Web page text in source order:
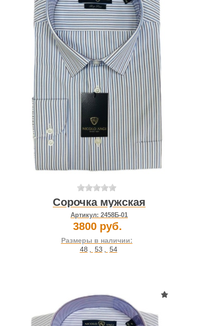
Сорочка мужская
Артикул: 2458Б-01
3800 руб.
Размеры в наличии:
48 , 53 , 54